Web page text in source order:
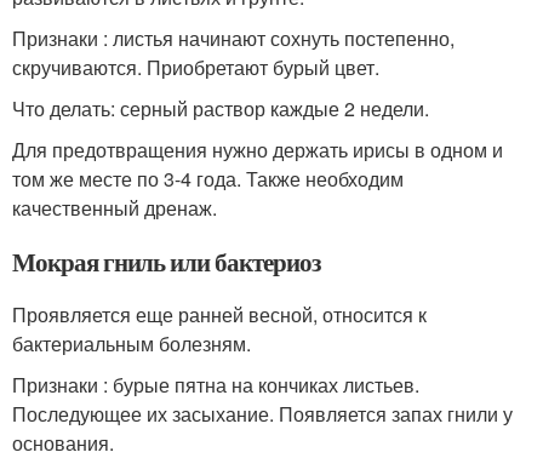
Признаки : листья начинают сохнуть постепенно,
скручиваются. Приобретают бурый цвет.
Что делать: серный раствор каждые 2 недели.
Для предотвращения нужно держать ирисы в одном и
том же месте по 3-4 года. Также необходим
качественный дренаж.
Мокрая гниль или бактериоз
Проявляется еще ранней весной, относится к
бактериальным болезням.
Признаки : бурые пятна на кончиках листьев.
Последующее их засыхание. Появляется запах гнили у
основания.